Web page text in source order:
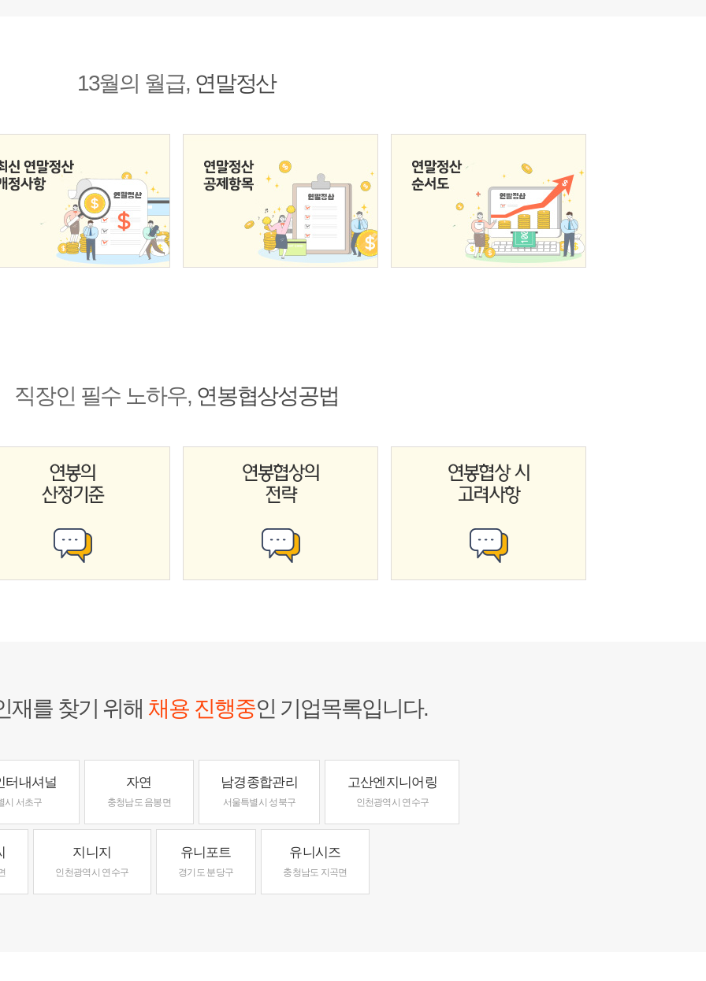
13월의 월급,연말정산
직장인 필수 노하우,연봉협상성공법
재를 찾기 위해 채용 진행중인 기업목록입니다.
터내셔널
시 서초구
자연
충청남도 음봉면
남경종합관리
서울특별시 성북구
고산엔지니어링
인천광역시 연수구
지니지
인천광역시 연수구
유니포트
경기도 분당구
유니시즈
충청남도 지곡면